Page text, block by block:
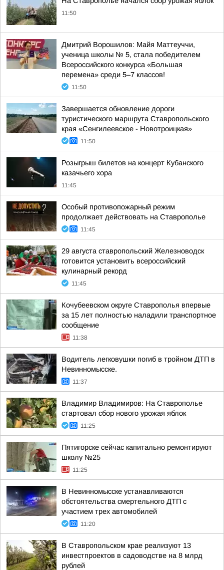
11:50
Дмитрий Ворошилов: Майя Маттеуччи,
ученица школы № 5, стала победителем
Всероссийского конкурса «Большая
перемена» среди 5–7 классов!
11:50
Завершается обновление дороги
туристического маршрута Ставропольского
края «Сенгилеевское - Новотроицкая»
11:50
Розыгрыш билетов на концерт Кубанского
казачьего хора
11:45
Особый противопожарный режим
продолжает действовать на Ставрополье
11:45
29 августа ставропольский Железноводск
готовится установить всероссийский
кулинарный рекорд
11:45
Кочубеевском округе Ставрополья впервые
за 15 лет полностью наладили транспортное
сообщение
11:38
Водитель легковушки погиб в тройном ДТП в
Невинномысске.
11:37
Владимир Владимиров: На Ставрополье
стартовал сбор нового урожая яблок
11:25
Пятигорске сейчас капитально ремонтируют
школу №25
11:25
В Невинномысске устанавливаются
обстоятельства смертельного ДТП с
участием трех автомобилей
11:20
В Ставропольском крае реализуют 13
инвестпроектов в садоводстве на 8 млрд
рублей